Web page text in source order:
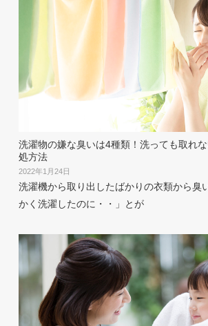
洗濯物の嫌な臭いは4種類！洗っても取れ
処方法
2022年1月24日
洗濯機から取り出したばかりの衣類から臭
かく洗濯したのに・・」とが